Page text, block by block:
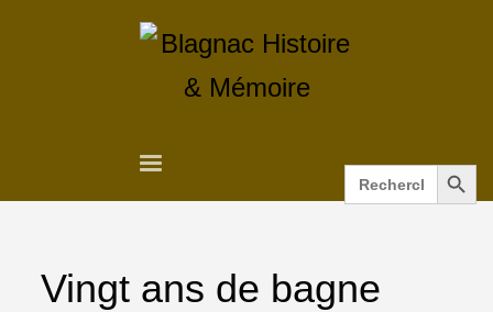
Search
for:
Search Button
Vingt ans de bagne